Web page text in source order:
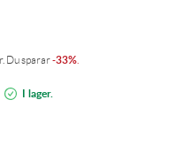
. Du sparar-33%
I lager.